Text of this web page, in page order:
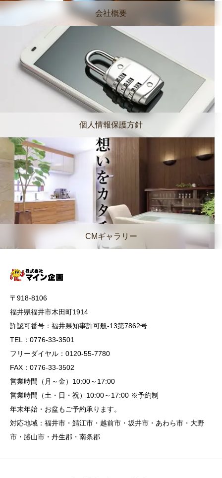
会社概要
個人情報保護方針
CMギャラリー
〒918-8106
福井県福井市木田町1914
許認可番号：福井県知事許可般-13第7862号
TEL：0776-33-3501
フリーダイヤル：0120-55-7780
FAX：0776-33-3502
営業時間（月～金）10:00～17:00
営業時間（土・日・祝）10:00～17:00 ※予約制
年末年始・お盆もご予約承ります。
対応地域：福井市・鯖江市・越前市・坂井市・あわら市・大野
市・勝山市・丹生郡・南条郡